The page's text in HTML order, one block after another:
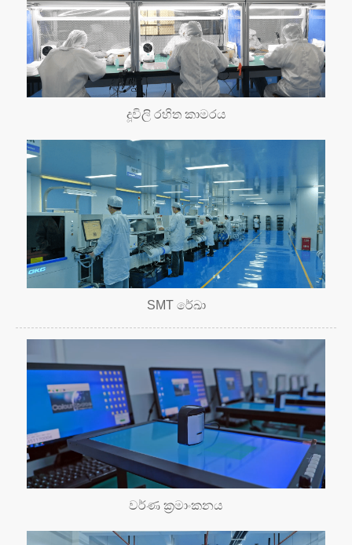
දූවිලි රහිත කාමරය
SMT රේඛා
වර්ණ ක්‍රමාංකනය